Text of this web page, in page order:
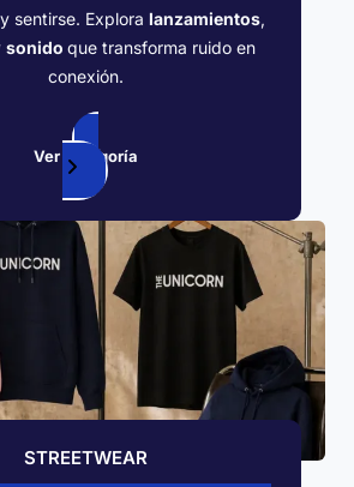
sentirse. Explora lanzamientos,
sonido que transforma ruido en
conexión.
Ver categoría
STREETWEAR